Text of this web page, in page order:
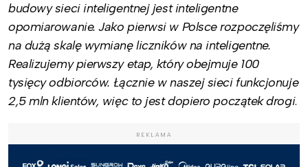
budowy sieci inteligentnej jest inteligentne
opomiarowanie. Jako pierwsi w Polsce rozpoczęliśmy
na dużą skalę wymianę liczników na inteligentne.
Realizujemy pierwszy etap, który obejmuje 100
tysięcy odbiorców. Łącznie w naszej sieci funkcjonuje
2,5 mln klientów, więc to jest dopiero początek drogi.
REKLAMA